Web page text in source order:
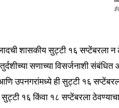
address on our website or
we respect your privacy
is safe with us.
शासकीय सुट्टी १६ सप्टेंबरला न
सणाच्या विसर्जनाशी
उपनगरांमध्ये ही सुट्टी १६
१६ किंवा १८ सप्टेंबरला